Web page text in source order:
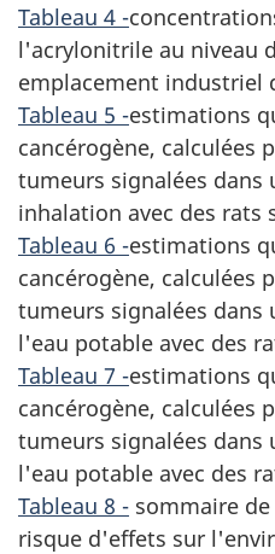
Tableau 4 -
l'acrylonitrile au niveau
emplacement industriel
Tableau 5 -estimations
cancérogène, calculées
tumeurs signalées dans
inhalation avec des rats
Tableau 6 -estimations
cancérogène, calculées
tumeurs signalées dans
l'eau potable avec des
Tableau 7 -estimations
cancérogène, calculées
tumeurs signalées dans
l'eau potable avec des
Tableau 8 - sommaire
risque d'effets sur